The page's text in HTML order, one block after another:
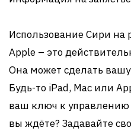
Использование Сири на
Apple – это
Она может сделать
Будь-то iPad, Mac или
ваш ключ к управлению
вы ждёте? Задавайте